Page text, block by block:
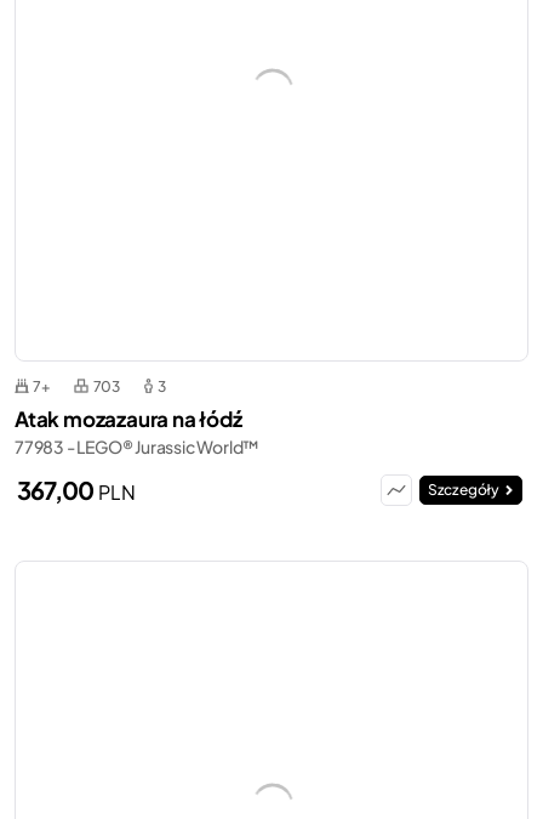
7+ 703 3
Atak mozazaura na łódź
77983 - LEGO® Jurassic World™
367,00 PLN Szczegóły